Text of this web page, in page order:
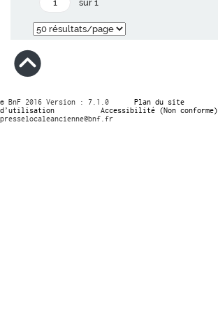
sur 1
© BnF 2016 Version : 7.1.0 Plan du site
d’utilisation
Accessibilité (Non conforme)
presselocaleancienne@bnf.fr